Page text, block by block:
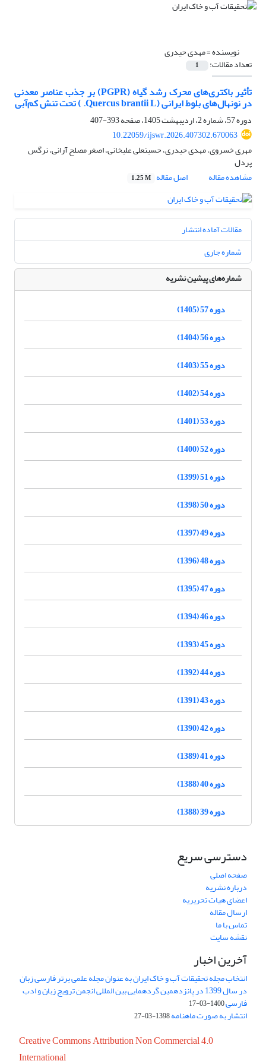
نویسنده =مهدی حیدری
تعداد مقالات: 1
تأثیر باکتری‌های محرک رشد گیاه (PGPR) بر جذب عناصر معدنی
در نونهال‌های بلوط ایرانی (Quercus brantii L. ) تحت تنش کم‌آبی
دوره 57، شماره 2، اردیبهشت 1405، صفحه
393-407
10.22059/ijswr.2026.407302.670063
مهری خسروی، مهدی حیدری، حسینعلی علیخانی، اصغر مصلح آرانی، نرگس
پردل
مشاهده مقاله
اصل مقاله 1.25 M
مقالات آماده انتشار
شماره جاری
شماره‌های پیشین نشریه
دوره 57 (1405)
دوره 56 (1404)
دوره 55 (1403)
دوره 54 (1402)
دوره 53 (1401)
دوره 52 (1400)
دوره 51 (1399)
دوره 50 (1398)
دوره 49 (1397)
دوره 48 (1396)
دوره 47 (1395)
دوره 46 (1394)
دوره 45 (1393)
دوره 44 (1392)
دوره 43 (1391)
دوره 42 (1390)
دوره 41 (1389)
دوره 40 (1388)
دوره 39 (1388)
دسترسی سریع
صفحه اصلی
درباره نشریه
اعضای هیات تحریریه
ارسال مقاله
تماس با ما
نقشه سایت
آخرین اخبار
انتخاب مجله تحقیقات آب و خاک ایران به عنوان مجله علمی برتر فارسی زبان
در سال 1399 در پانزدهمین گردهمایی بین المللی انجمن ترویج زبان و ادب
فارسی1400-03-17
انتشار به صورت ماهنامه1398-03-27
Creative Commons Attribution Non Commercial 4.0
International